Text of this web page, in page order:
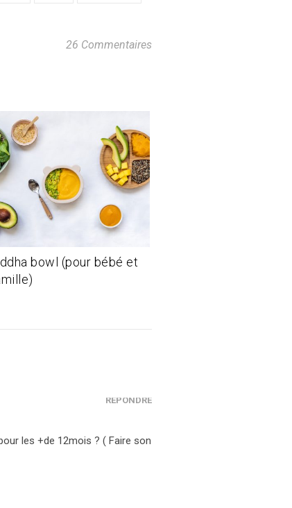
26 Commentaires
bowl (pour bébé et
RÉPONDRE
les +de 12mois ? ( Faire son